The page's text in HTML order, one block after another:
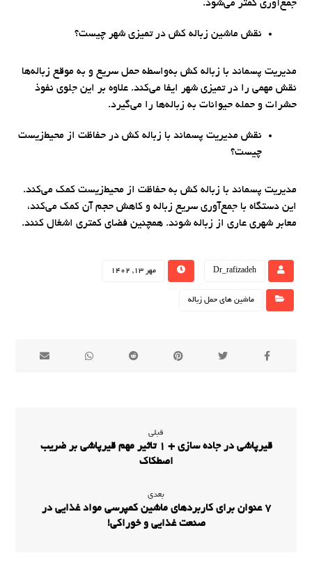
جمع‌آوری کمتر می‌شود.
نقش ماشین زباله کش در تمیزی شهر چیست؟
مدیریت پسماند با زباله کش به‌واسطه حمل سریع و به موقع زباله‌ها
نقش مهمی را در تمیزی شهر ایفا می‌کند. علاوه بر این جلوی نفوذ
حشرات و حمله حیوانات به زباله‌ها را می‌گیرد.
نقش مدیریت پسماند با زباله کش در حفاظت از محیط‌زیست
چیست؟
مدیریت پسماند با زباله کش به حفاظت از محیط‌زیست کمک می‌کند.
این دستگاه با جمع‌آوری سریع زباله و کاهش حجم آن کمک می‌کند،
معابر شهری عاری از زباله شوند. همچنین فضای کمتری اشغال کنند.
Dr_rafizadeh مهر 13, 1402
ماشین های حمل زباله
قبلی
قیرپاشی در جاده سازی + 1 تاثیر مهم قیرپاشی بر ضریب
اصطکاک
بعدی
7 عنوان برای کاربردهای ماشین کمپرسی مواد غذایی در
صنعت غذایی و خوراکی!